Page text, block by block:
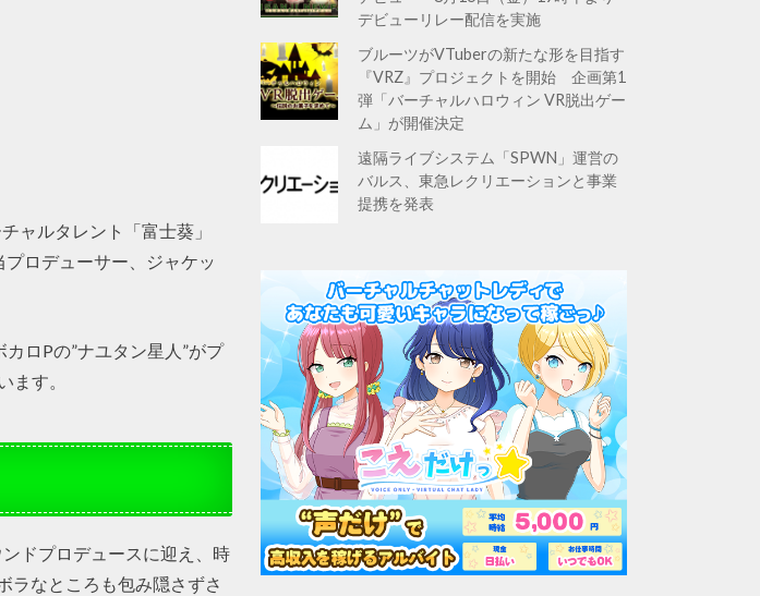
ャルタレント「富士葵」
ロデューサー、ジャケッ
ロPの”ナユタン星人”がプ
ます。
ドプロデュースに迎え、時
ラなところも包み隠さずさ
デビューリレー配信を実施
ブルーツがVTuberの新たな形を目指す
『VRZ』プロジェクトを開始 企画第1
弾「バーチャルハロウィン VR脱出ゲー
ム」が開催決定
遠隔ライブシステム「SPWN」運営の
バルス、東急レクリエーションと事業
提携を発表